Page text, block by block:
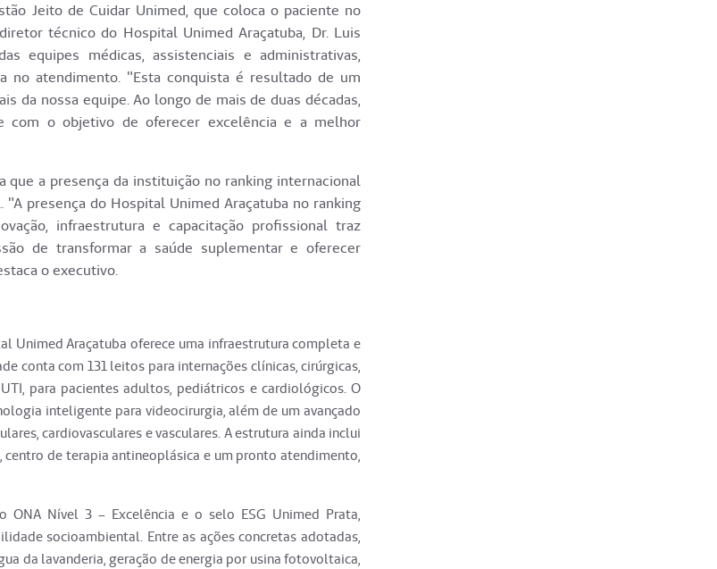
Jeito de Cuidar Unimed, que coloca o paciente no
técnico do Hospital Unimed Araçatuba, Dr. Luis
equipes médicas, assistenciais e administrativas,
no atendimento. "Esta conquista é resultado de um
da nossa equipe. Ao longo de mais de duas décadas,
com o objetivo de oferecer excelência e a melhor
que a presença da instituição no ranking internacional
presença do Hospital Unimed Araçatuba no ranking
infraestrutura e capacitação profissional traz
de transformar a saúde suplementar e oferecer
o executivo.
Unimed Araçatuba oferece uma infraestrutura completa e
conta com 131 leitos para internações clínicas, cirúrgicas,
para pacientes adultos, pediátricos e cardiológicos. O
inteligente para videocirurgia, além de um avançado
cardiovasculares e vasculares. A estrutura ainda inclui
de terapia antineoplásica e um pronto atendimento,
ONA Nível 3 – Excelência e o selo ESG Unimed Prata,
socioambiental. Entre as ações concretas adotadas,
da lavanderia, geração de energia por usina fotovoltaica,